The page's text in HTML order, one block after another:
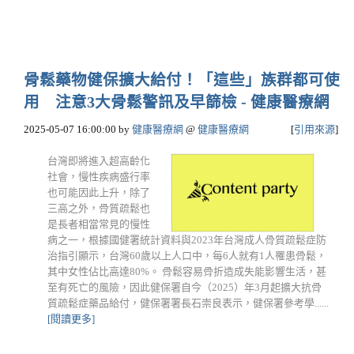
骨鬆藥物健保擴大給付！「這些」族群都可使
用 注意3大骨鬆警訊及早篩檢 - 健康醫療網
2025-05-07 16:00:00 by 健康醫療網 @ 健康醫療網 [引用來源]
台灣即將進入超高齡化
社會，慢性疾病盛行率
也可能因此上升，除了
三高之外，骨質疏鬆也
是長者相當常見的慢性
病之一，根據國健署統計資料與2023年台灣成人骨質疏鬆症防
治指引顯示，台灣60歲以上人口中，每6人就有1人罹患骨鬆，
其中女性佔比高達80%。 骨鬆容易骨折造成失能影響生活，甚
至有死亡的風險，因此健保署自今（2025）年3月起擴大抗骨
質疏鬆症藥品給付，健保署署長石崇良表示，健保署參考學......
[閱讀更多]